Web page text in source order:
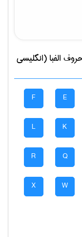
الفبا (انگلیسی
E
F
K
L
Q
R
W
X